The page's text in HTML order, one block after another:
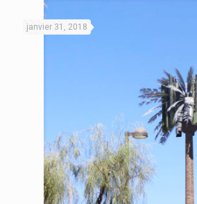
janvier 31, 2018